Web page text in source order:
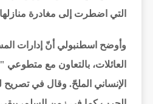
التي اضطرت إلى مغادرة
وأوضح اسطنبولي أنّ إدارات
العائلات، بالتعاون مع
الإنساني الملحّ. وقال في